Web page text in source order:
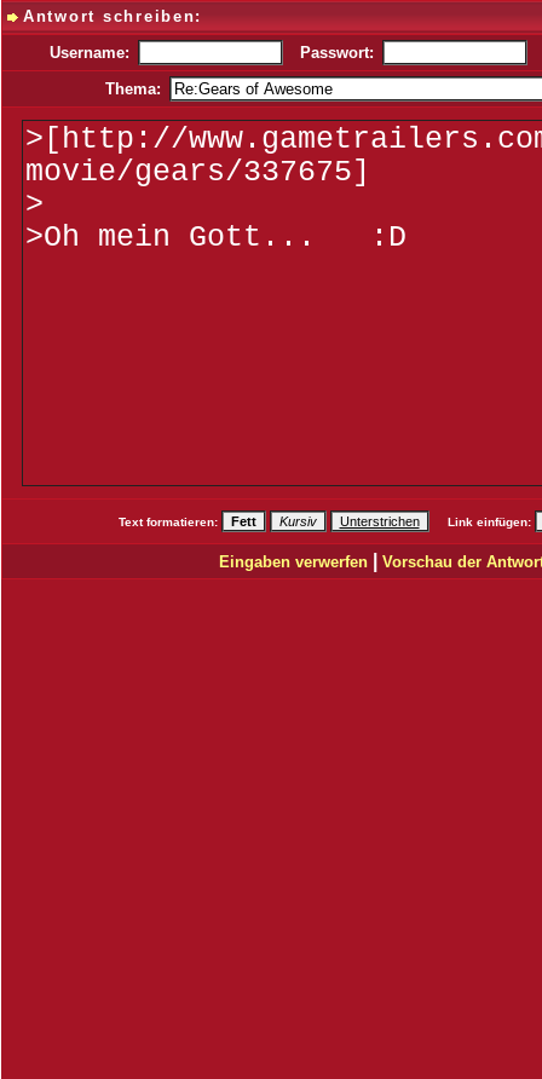
Antwort schreiben:
Username:
Passwort:
Thema:
Text formatieren: Link einfügen:
Eingaben verwerfen| Vorschau der